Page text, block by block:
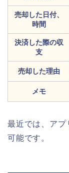
売却した日付、
時間
決済した際の収
支
売却した理由
メモ
最近では、アプ
可能です。